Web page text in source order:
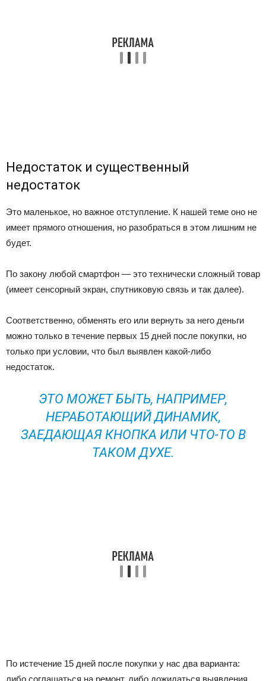
Недостаток и существенный
недостаток
Это маленькое, но важное отступление. К нашей теме оно не
имеет прямого отношения, но разобраться в этом лишним не
будет.
По закону любой смартфон — это технически сложный товар
(имеет сенсорный экран, спутниковую связь и так далее).
Соответственно, обменять его или вернуть за него деньги
можно только в течение первых 15 дней после покупки, но
только при условии, что был выявлен какой-либо
недостаток.
ЭТО МОЖЕТ БЫТЬ, НАПРИМЕР,
НЕРАБОТАЮЩИЙ ДИНАМИК,
ЗАЕДАЮЩАЯ КНОПКА ИЛИ ЧТО-ТО В
ТАКОМ ДУХЕ.
По истечение 15 дней после покупки у нас два варианта:
либо соглашаться на ремонт, либо дожидаться выявления